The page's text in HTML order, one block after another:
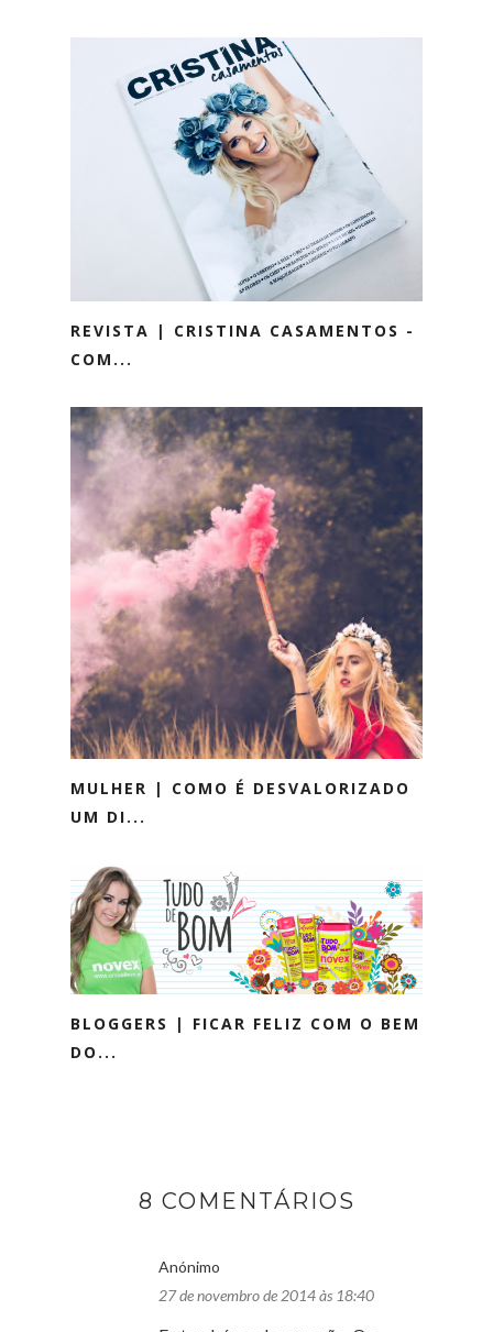
REVISTA | CRISTINA CASAMENTOS -
COM...
MULHER | COMO É DESVALORIZADO
UM DI...
BLOGGERS | FICAR FELIZ COM O BEM
DO...
8 COMENTÁRIOS
Anónimo
27 de novembro de 2014 às 18:40